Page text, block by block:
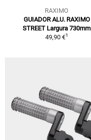
RAXIMO
GUIADOR ALU. RAXIMO
STREET Largura 730mm
49,90 €1